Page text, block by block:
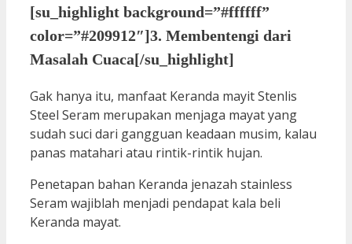
[su_highlight background=”#ffffff”
color=”#209912″]3. Membentengi dari
Masalah Cuaca[/su_highlight]
Gak hanya itu, manfaat Keranda mayit Stenlis
Steel Seram merupakan menjaga mayat yang
sudah suci dari gangguan keadaan musim, kalau
panas matahari atau rintik-rintik hujan.
Penetapan bahan Keranda jenazah stainless
Seram wajiblah menjadi pendapat kala beli
Keranda mayat.